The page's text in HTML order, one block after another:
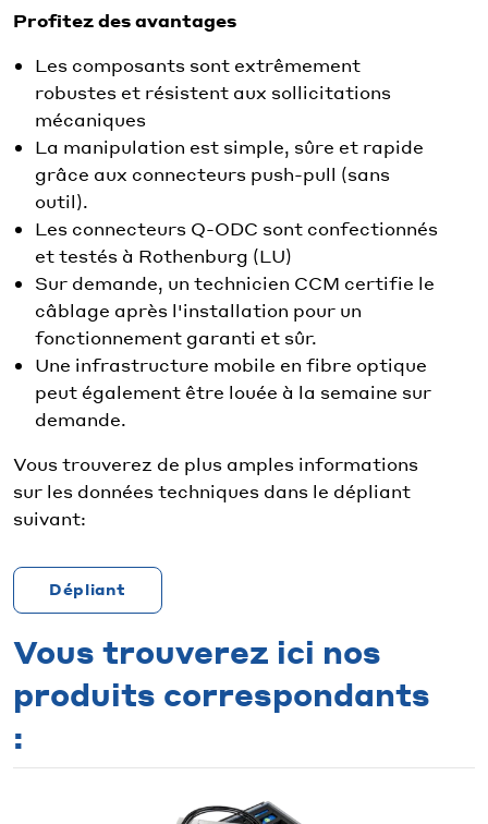
Profitez des avantages
Les composants sont extrêmement
robustes et résistent aux sollicitations
mécaniques
La manipulation est simple, sûre et rapide
grâce aux connecteurs push-pull (sans
outil).
Les connecteurs Q-ODC sont confectionnés
et testés à Rothenburg (LU)
Sur demande, un technicien CCM certifie le
câblage après l'installation pour un
fonctionnement garanti et sûr.
Une infrastructure mobile en fibre optique
peut également être louée à la semaine sur
demande.
Vous trouverez de plus amples informations
sur les données techniques dans le dépliant
suivant:
Dépliant
Vous trouverez ici nos
produits correspondants
: